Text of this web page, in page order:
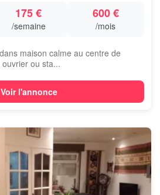
175 €
/semaine
600 €
/mois
maison calme au centre de
ou sta...
Voir l'annonce